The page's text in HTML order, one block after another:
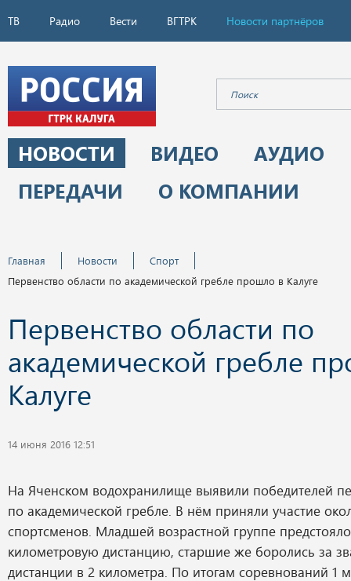
ТВ Радио Вести ВГТРК Новости партнёров
НОВОСТИ ВИДЕО
АУДИО
ПЕРЕДАЧИ
О КОМПАНИИ
Главная Новости
Спорт
Первенство области по академической гребле прошло в Калуге
Первенство области по
академической гребле
Калуге
14 июня 2016 12:51
На Яченском водохранилище выявили победителей
по академической гребле. В нём приняли участие
спортсменов. Младшей возрастной группе
километровую дистанцию, старшие же боролись за
дистанции в 2 километра. По итогам соревнований 1